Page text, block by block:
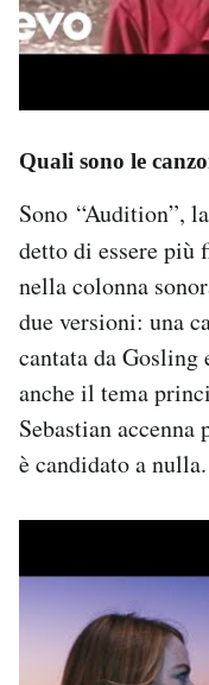
Quali sono le
Sono “Audition”,
detto di essere più
nella colonna
due versioni: una
cantata da
anche il tema
Sebastian
è candidato a nulla.